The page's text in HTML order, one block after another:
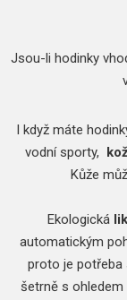
Jsou-li hodinky
I když máte
vodní sporty,
Kůže
​Ekologická
automatickým
proto je potřeba
šetrně s ohledem